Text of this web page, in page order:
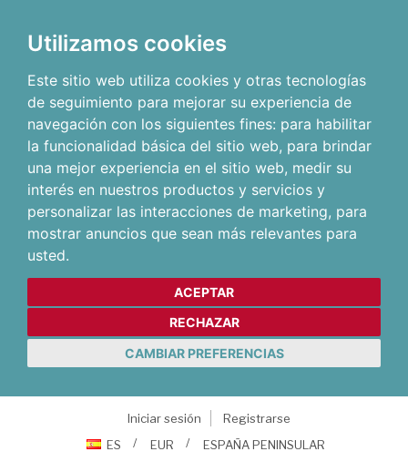
Utilizamos cookies
Este sitio web utiliza cookies y otras tecnologías
de seguimiento para mejorar su experiencia de
navegación con los siguientes fines: para habilitar
la funcionalidad básica del sitio web, para brindar
una mejor experiencia en el sitio web, medir su
interés en nuestros productos y servicios y
personalizar las interacciones de marketing, para
mostrar anuncios que sean más relevantes para
usted.
ACEPTAR
RECHAZAR
CAMBIAR PREFERENCIAS
Iniciar sesión
Registrarse
ES
EUR ESPAÑA PENINSULAR